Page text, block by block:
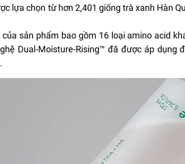
lựa chọn từ hơn 2,401 giống trà xanh Hàn
sản phẩm bao gồm 16 loại amino acid
Dual-Moisture-Rising™ đã được áp